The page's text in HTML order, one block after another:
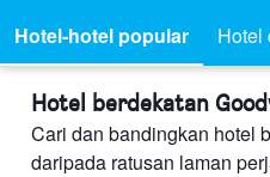
Hotel-hotel popular Hotel
Hotel berdekatan
Cari dan bandingkan hotel
daripada ratusan laman